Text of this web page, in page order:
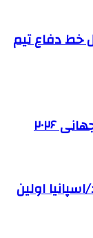
خط دفاع تیم
۲۰۲۶
اولین